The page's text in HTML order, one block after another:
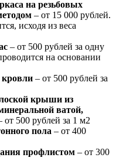
на резьбовых
– от 15 000 рублей.
исходя из веса
– от 500 рублей за одну
на основании
– от 500 рублей за
крыши из
ватой,
от 500 рублей за 1 м2
пола – от 400
профлистом – от 300